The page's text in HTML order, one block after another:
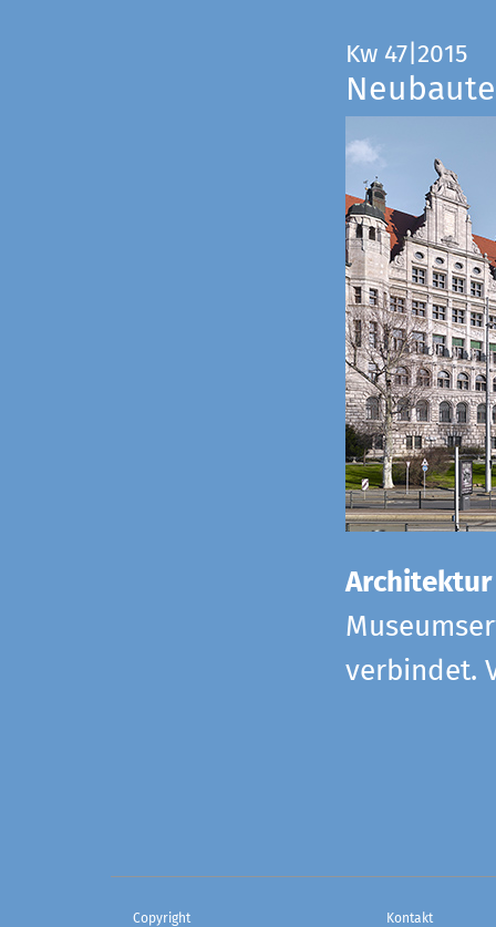
Kw 47|2015
verbindet.
Copyright
Kontakt